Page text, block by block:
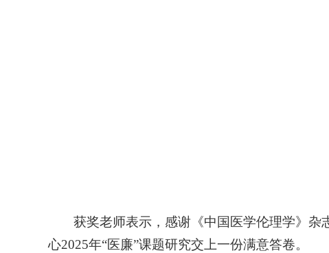
获奖老师表示，感谢《中国医学伦理学》杂
心2025年“医廉”课题研究交上一份满意答卷。